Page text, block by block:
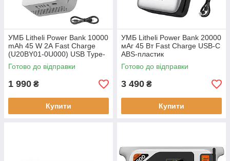
УМБ Litheli Power Bank 10000
mAh 45 W 2А Fast Charge
(U20BY01-0U000) USB Type-
C вага 400 г
Готово до відправки
1 990 ₴
Купити
УМБ Litheli Power Bank 20000
мАг 45 Вт Fast Charge USB-C
ABS-пластик
Готово до відправки
3 490 ₴
Купити